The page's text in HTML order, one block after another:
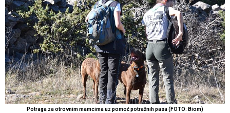
Potraga za otrovnim mamcima uz pomoć potražnih pasa (FOTO: Biom)